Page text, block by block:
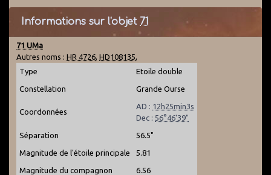
Informations sur l'objet 71
71 UMa
Autres noms : HR 4726, HD108135,
Type
Etoile double
Constellation Grande Ourse
Coordonnées
AD : 12h25min3s
Dec : 56°46'39"
Séparation 56.5"
Magnitude de l'étoile principale 5.81
Magnitude du compagnon 6.56